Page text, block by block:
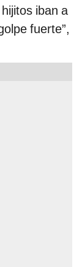
iban a
fuerte”,